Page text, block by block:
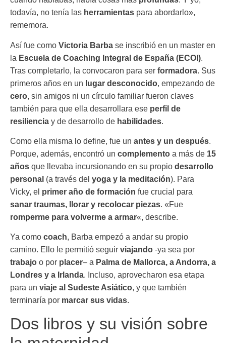
todavía, no tenía las herramientas para abordarlo»,
rememora.
Así fue como Victoria Barba se inscribió en un master en
la Escuela de Coaching Integral de España (ECOI).
Tras completarlo, la convocaron para ser formadora. Sus
primeros años en un lugar desconocido, empezando de
cero, sin amigos ni un círculo familiar fueron claves
también para que ella desarrollara ese perfil de
resiliencia y de desarrollo de habilidades.
Como ella misma lo define, fue un antes y un después.
Porque, además, encontró un complemento a más de 15
años que llevaba incursionando en su propio desarrollo
personal (a través del yoga y la meditación). Para
Vicky, el primer año de formación fue crucial para
sanar traumas, llorar y recolocar piezas. «Fue
romperme para volverme a armar«, describe.
Ya como coach, Barba empezó a andar su propio
camino. Ello le permitió seguir viajando -ya sea por
trabajo o por placer– a Palma de Mallorca, a Andorra, a
Londres y a Irlanda. Incluso, aprovecharon esa etapa
para un viaje al Sudeste Asiático, y que también
terminaría por marcar sus vidas.
Dos libros y su visión sobre